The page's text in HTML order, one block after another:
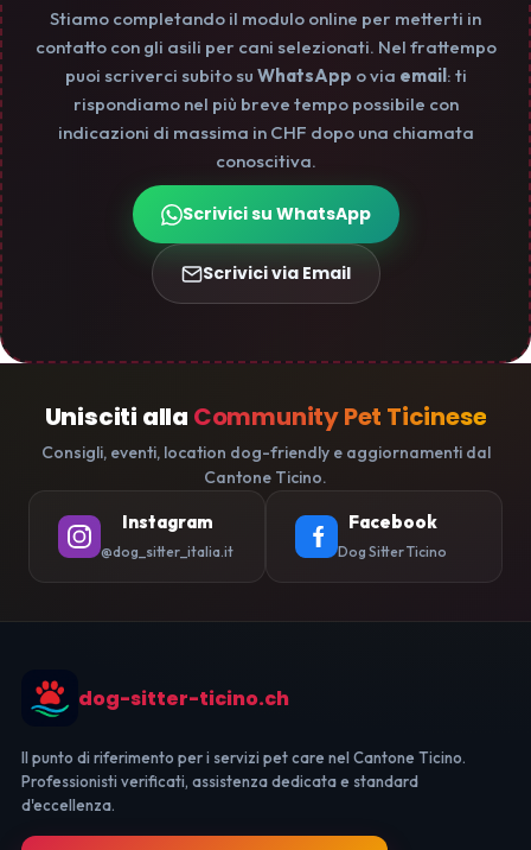
Stiamo completando il modulo online per metterti in
contatto con gli asili per cani selezionati. Nel frattempo
puoi scriverci subito su WhatsApp o via email: ti
rispondiamo nel più breve tempo possibile con
indicazioni di massima in CHF dopo una chiamata
conoscitiva.
Scrivici su WhatsApp
Scrivici via Email
Unisciti alla Community Pet Ticinese
Consigli, eventi, location dog-friendly e aggiornamenti dal
Cantone Ticino.
Instagram
@dog_sitter_italia.it
Facebook
Dog Sitter Ticino
dog-sitter-ticino.ch
Il punto di riferimento per i servizi pet care nel Cantone Ticino.
Professionisti verificati, assistenza dedicata e standard
d'eccellenza.